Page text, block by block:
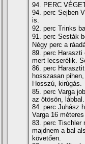
94. PERC
94. perc Sejben
is.
92. perc Trinks
91. perc Sesták
Négy perc a
89. perc Haraszti
mert lecserélik.
86. perc
hosszasan
Hosszú, kirúgás.
85. perc Varga
az ötösön, lábbal.
84. perc Juhász
Varga 16
83. perc Tischler
majdnem a bal
követően.